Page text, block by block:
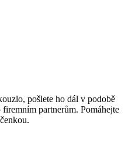
pošlete ho dál v podobě
partnerům. Pomáhejte